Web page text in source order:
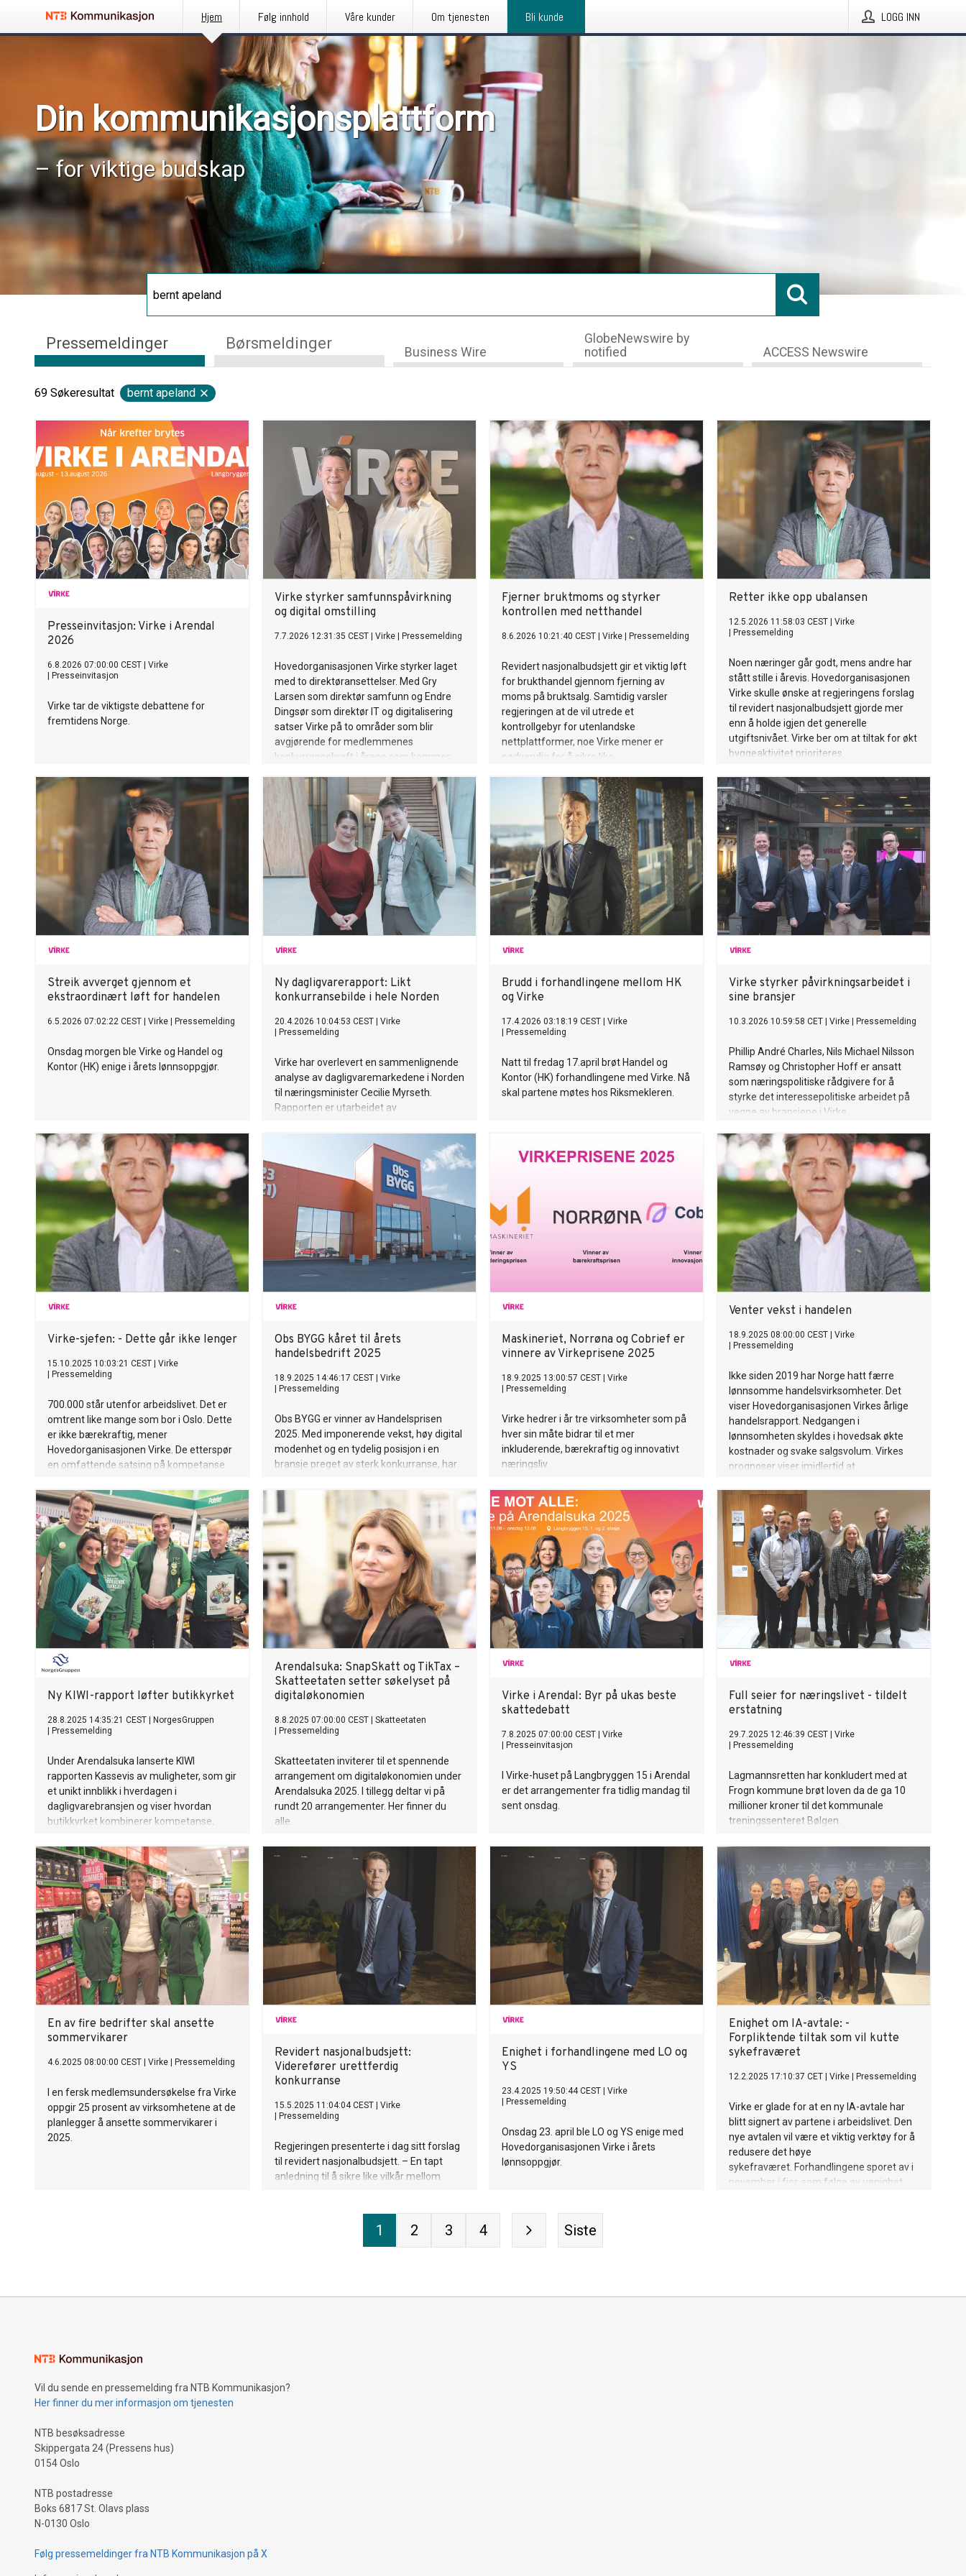
Hjem Følg innhold Våre kunder Om tjenesten Bli kunde LOGG INN
Din kommunikasjonsplattform
– for viktige budskap
Pressemeldinger Børsmeldinger Business Wire
GlobeNewswire by
notified
ACCESS Newswire
69 Søkeresultat bernt apeland
Presseinvitasjon: Virke i Arendal
2026
6.8.2026 07:00:00 CEST
Virke
Presseinvitasjon
Virke tar de viktigste debattene for
fremtidens Norge.
Virke styrker samfunnspåvirkning
og digital omstilling
7.7.2026 12:31:35 CEST Virke Pressemelding
Hovedorganisasjonen Virke styrker laget
med to direktøransettelser. Med Gry
Larsen som direktør samfunn og Endre
Dingsør som direktør IT og digitalisering
satser Virke på to områder som blir
avgjørende for medlemmenes
konkurransekraft i årene som kommer:
Fjerner bruktmoms og styrker
kontrollen med netthandel
8.6.2026 10:21:40 CEST Virke Pressemelding
Revidert nasjonalbudsjett gir et viktig løft
for brukthandel gjennom fjerning av
moms på bruktsalg. Samtidig varsler
regjeringen at de vil utrede et
kontrollgebyr for utenlandske
nettplattformer, noe Virke mener er
nødvendig for å sikre like
varer som importeres.
Retter ikke opp ubalansen
12.5.2026 11:58:03 CEST
Virke
Pressemelding
Noen næringer går godt, mens andre har
stått stille i årevis. Hovedorganisasjonen
Virke skulle ønske at regjeringens forslag
til revidert nasjonalbudsjett gjorde mer
enn å holde igjen det generelle
utgiftsnivået. Virke ber om at tiltak for økt
byggeaktivitet prioriteres.
Streik avverget gjennom et
ekstraordinært løft for handelen
6.5.2026 07:02:22 CEST Virke Pressemelding
Onsdag morgen ble Virke og Handel og
Kontor (HK) enige i årets lønnsoppgjør.
Ny dagligvarerapport: Likt
konkurransebilde i hele Norden
20.4.2026 10:04:53 CEST
Virke
Pressemelding
Virke har overlevert en sammenlignende
analyse av dagligvaremarkedene i Norden
til næringsminister Cecilie Myrseth.
Rapporten er utarbeidet av
svært likt markedene i resten av Norden.
Brudd i forhandlingene mellom HK
og Virke
17.4.2026 03:18:19 CEST
Virke
Pressemelding
Natt til fredag 17.april brøt Handel og
Kontor (HK) forhandlingene med Virke. Nå
skal partene møtes hos Riksmekleren.
Virke styrker påvirkningsarbeidet i
sine bransjer
10.3.2026 10:59:58 CET Virke Pressemelding
Phillip André Charles, Nils Michael Nilsson
Ramsøy og Christopher Hoff er ansatt
som næringspolitiske rådgivere for å
styrke det interessepolitiske arbeidet på
vegne av bransjene i Virke.
Virke-sjefen: - Dette går ikke lenger
15.10.2025 10:03:21 CEST
Virke
Pressemelding
700.000 står utenfor arbeidslivet. Det er
omtrent like mange som bor i Oslo. Dette
er ikke bærekraftig, mener
Hovedorganisasjonen Virke. De etterspør
en omfattende satsing på kompetanse
utenfor arbeidslivet.
Obs BYGG kåret til årets
handelsbedrift 2025
18.9.2025 14:46:17 CEST
Virke
Pressemelding
Obs BYGG er vinner av Handelsprisen
2025. Med imponerende vekst, høy digital
modenhet og en tydelig posisjon i en
bransje preget av sterk konkurranse, har
kombineres med nyskaping og
samfunnsansvar.
Maskineriet, Norrøna og Cobrief er
vinnere av Virkeprisene 2025
18.9.2025 13:00:57 CEST
Virke
Pressemelding
Virke hedrer i år tre virksomheter som på
hver sin måte bidrar til et mer
inkluderende, bærekraftig og innovativt
næringsliv.
Venter vekst i handelen
18.9.2025 08:00:00 CEST
Virke
Pressemelding
Ikke siden 2019 har Norge hatt færre
lønnsomme handelsvirksomheter. Det
viser Hovedorganisasjonen Virkes årlige
handelsrapport. Nedgangen i
lønnsomheten skyldes i hovedsak økte
kostnader og svake salgsvolum. Virkes
prognoser viser imidlertid at
av bedrede salgsvolum fremover.
Ny KIWI-rapport løfter butikkyrket
28.8.2025 14:35:21 CEST
NorgesGruppen
Pressemelding
Under Arendalsuka lanserte KIWI
rapporten Kassevis av muligheter, som gir
et unikt innblikk i hverdagen i
dagligvarebransjen og viser hvordan
butikkyrket kombinerer kompetanse,
Rapporten handler om stolthet,
inkludering, kompetanse og muligheter,
og viser hvordan KIWI gir unge og voksne
en vei inn i arbeidslivet – og en mulighet til
å bli værende.
Arendalsuka: SnapSkatt og TikTax –
Skatteetaten setter søkelyset på
digitaløkonomien
8.8.2025 07:00:00 CEST
Skatteetaten
Pressemelding
Skatteetaten inviterer til et spennende
arrangement om digitaløkonomien under
Arendalsuka 2025. I tillegg deltar vi på
rundt 20 arrangementer. Her finner du
alle.
Virke i Arendal: Byr på ukas beste
skattedebatt
7.8.2025 07:00:00 CEST
Virke
Presseinvitasjon
I Virke-huset på Langbryggen 15 i Arendal
er det arrangementer fra tidlig mandag til
sent onsdag.
Full seier for næringslivet - tildelt
erstatning
29.7.2025 12:46:39 CEST
Virke
Pressemelding
Lagmannsretten har konkludert med at
Frogn kommune brøt loven da de ga 10
millioner kroner til det kommunale
treningssenteret Bølgen.
En av fire bedrifter skal ansette
sommervikarer
4.6.2025 08:00:00 CEST Virke Pressemelding
I en fersk medlemsundersøkelse fra Virke
oppgir 25 prosent av virksomhetene at de
planlegger å ansette sommervikarer i
2025.
Revidert nasjonalbudsjett:
Viderefører urettferdig
konkurranse
15.5.2025 11:04:04 CEST
Virke
Pressemelding
Regjeringen presenterte i dag sitt forslag
til revidert nasjonalbudsjett. – En tapt
anledning til å sikre like vilkår mellom
Enighet i forhandlingene med LO og
YS
23.4.2025 19:50:44 CEST
Virke
Pressemelding
Onsdag 23. april ble LO og YS enige med
Hovedorganisasjonen Virke i årets
lønnsoppgjør.
Enighet om IA-avtale: -
Forpliktende tiltak som vil kutte
sykefraværet
12.2.2025 17:10:37 CET Virke Pressemelding
Virke er glade for at en ny IA-avtale har
blitt signert av partene i arbeidslivet. Den
nye avtalen vil være et viktig verktøy for å
redusere det høye
sykefraværet. Forhandlingene sporet av i
november i fjor, som følge av uenighet
1 2 3 4 Siste
Vil du sende en pressemelding fra NTB Kommunikasjon?
Her finner du mer informasjon om tjenesten
NTB besøksadresse
Skippergata 24 (Pressens hus)
0154 Oslo
NTB postadresse
Boks 6817 St. Olavs plass
N-0130 Oslo
Følg pressemeldinger fra NTB Kommunikasjon på X